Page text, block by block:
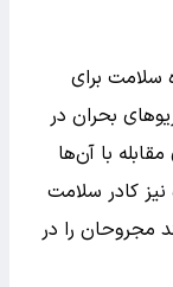
سلامت برای
بحران در
با آن‌ها
عنوان مثال، در جنگ ۱۲ روزه نیز کادر سلامت
مجروحان را در